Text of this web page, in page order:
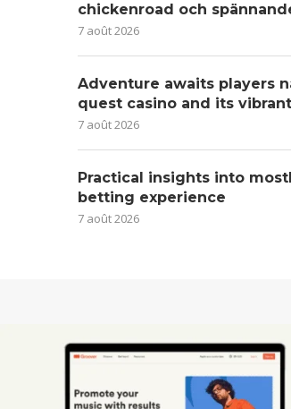
chickenroad och
7 août 2026
Adventure awaits players
quest casino and its
7 août 2026
Practical insights into
betting experience
7 août 2026